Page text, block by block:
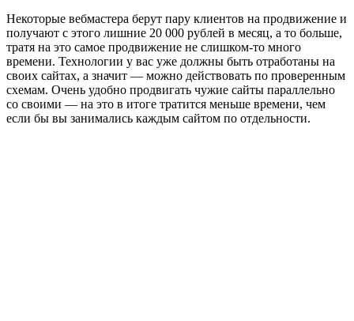
Некоторые вебмастера берут пару клиентов на продвижение и
получают с этого лишние 20 000 рублей в месяц, а то больше,
тратя на это самое продвижение не слишком-то много
времени. Технологии у вас уже должны быть отработаны на
своих сайтах, а значит — можно действовать по проверенным
схемам. Очень удобно продвигать чужие сайты параллельно
со своими — на это в итоге тратится меньше времени, чем
если бы вы занимались каждым сайтом по отдельности.